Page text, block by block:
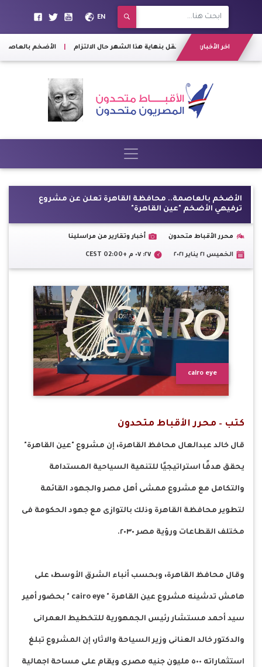
EN
اخر الأخبار:
العالي»: إصابات كورونا ستقل بنهاية هذا الشهر حال الالتزام الأضخم
الأضخم بالعاصمة.. محافظة القاهرة تعلن عن مشروع
ترفيهي الأضخم "عين القاهرة"
محرر الأقباط متحدون أخبار وتقارير من مراسلينا
الخميس ٢١ يناير ٢٠٢١ ٢٧: ٠٧ م +02:00 CEST
cairo eye
كتب – محرر الأقباط متحدون
قال خالد عبدالعال محافظ القاهرة، إن مشروع "عين القاهرة"
يحقق هدفًا استراتيجيًا للتنمية السياحية المستدامة
والتكامل مع مشروع ممشى أهل مصر والجهود القائمة
لتطوير محافظة القاهرة وذلك بالتوازى مع جهود الحكومة فى
مختلف القطاعات ورؤية مصر ٢٠٣٠.
وقال محافظ القاهرة، وبحسب أنباء الشرق الأوسط، على
هامش تدشينه مشروع عين القاهرة " cairo eye " بحضور أمير
سيد أحمد مستشار رئيس الجمهورية للتخطيط العمرانى
والدكتور خالد العنانى وزير السياحة والاثار، إن المشروع تبلغ
استثماراته ٥٠٠ مليون جنيه مصرى ويقام على مساحة اجمالية